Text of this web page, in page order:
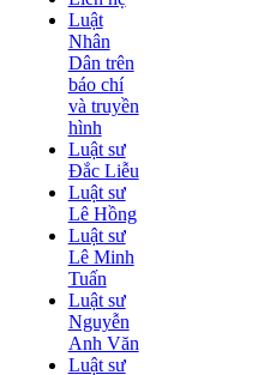
Luật
Nhân
Dân trên
báo chí
và truyền
hình
Luật sư
Đắc Liễu
Luật sư
Lê Hồng
Luật sư
Lê Minh
Tuấn
Luật sư
Nguyễn
Anh Văn
Luật sư